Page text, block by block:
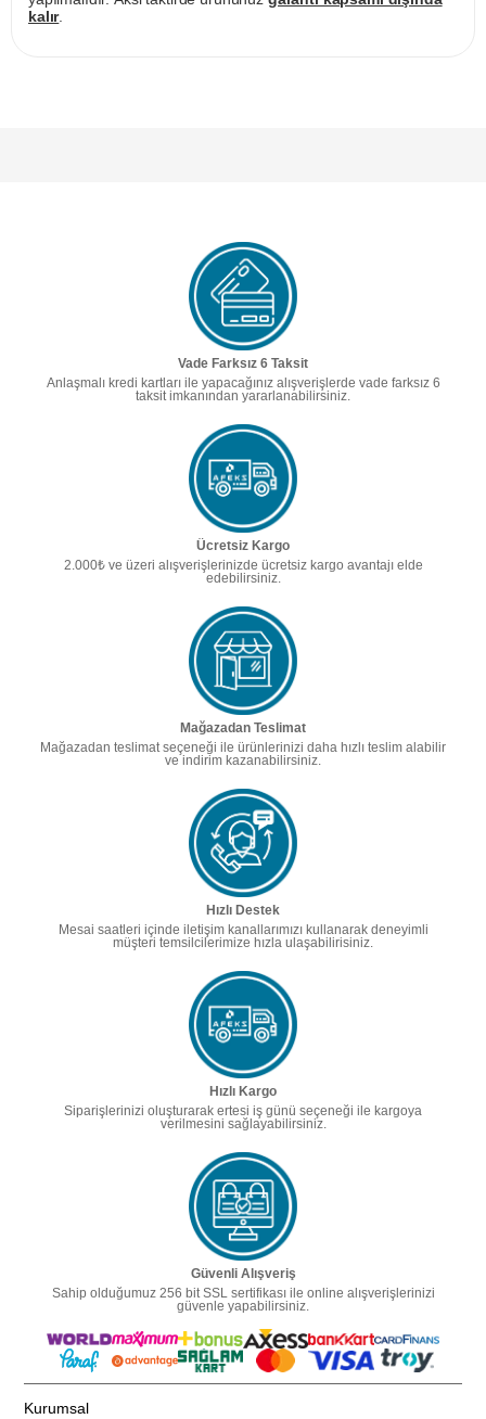
kalır.
Vade Farksız 6 Taksit
Anlaşmalı kredi kartları ile yapacağınız alışverişlerde vade farksız 6
taksit imkanından yararlanabilirsiniz.
Ücretsiz Kargo
2.000₺ ve üzeri alışverişlerinizde ücretsiz kargo avantajı elde
edebilirsiniz.
Mağazadan Teslimat
Mağazadan teslimat seçeneği ile ürünlerinizi daha hızlı teslim alabilir
ve indirim kazanabilirsiniz.
Hızlı Destek
Mesai saatleri içinde iletişim kanallarımızı kullanarak deneyimli
müşteri temsilcilerimize hızla ulaşabilirisiniz.
Hızlı Kargo
Siparişlerinizi oluşturarak ertesi iş günü seçeneği ile kargoya
verilmesini sağlayabilirsiniz.
Güvenli Alışveriş
Sahip olduğumuz 256 bit SSL sertifikası ile online alışverişlerinizi
güvenle yapabilirsiniz.
Kurumsal